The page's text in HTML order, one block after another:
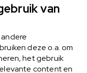
van
deze o.a. om
het gebruik
content en